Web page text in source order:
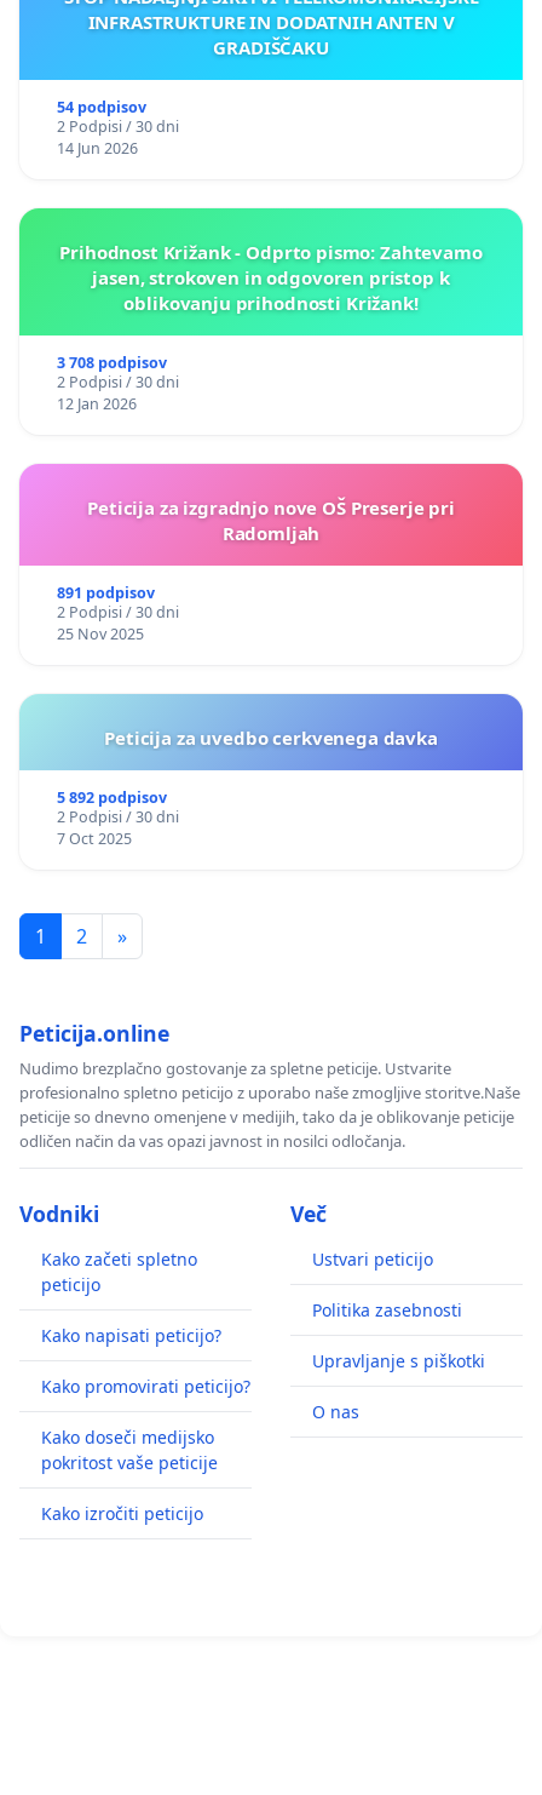
INFRASTRUKTURE IN DODATNIH ANTEN V
GRADIŠČAKU
54 podpisov
2 Podpisi / 30 dni
14 Jun 2026
Prihodnost Križank - Odprto pismo: Zahtevamo
jasen, strokoven in odgovoren pristop k
oblikovanju prihodnosti Križank!
3 708 podpisov
2 Podpisi / 30 dni
12 Jan 2026
Peticija za izgradnjo nove OŠ Preserje pri
Radomljah
891 podpisov
2 Podpisi / 30 dni
25 Nov 2025
Peticija za uvedbo cerkvenega davka
5 892 podpisov
2 Podpisi / 30 dni
7 Oct 2025
1 2 »
Peticija.online
Nudimo brezplačno gostovanje za spletne peticije. Ustvarite
profesionalno spletno peticijo z uporabo naše zmogljive storitve.Naše
peticije so dnevno omenjene v medijih, tako da je oblikovanje peticije
odličen način da vas opazi javnost in nosilci odločanja.
Vodniki
Kako začeti spletno
peticijo
Kako napisati peticijo?
Kako promovirati peticijo?
Kako doseči medijsko
pokritost vaše peticije
Kako izročiti peticijo
Več
Ustvari peticijo
Politika zasebnosti
Upravljanje s piškotki
O nas